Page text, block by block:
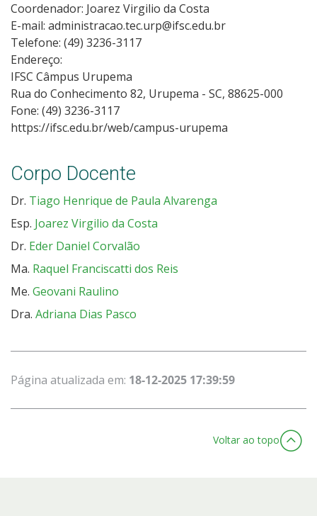
Coordenador: Joarez Virgilio da Costa
E-mail: administracao.tec.urp@ifsc.edu.br
Telefone: (49) 3236-3117
Endereço:
IFSC Câmpus Urupema
Rua do Conhecimento 82, Urupema - SC, 88625-000
Fone: (49) 3236-3117
https://ifsc.edu.br/web/campus-urupema
Corpo Docente
Dr. Tiago Henrique de Paula Alvarenga
Esp. Joarez Virgilio da Costa
Dr. Eder Daniel Corvalão
Ma. Raquel Franciscatti dos Reis
Me. Geovani Raulino
Dra. Adriana Dias Pasco
Página atualizada em: 18-12-2025 17:39:59
Voltar ao topo